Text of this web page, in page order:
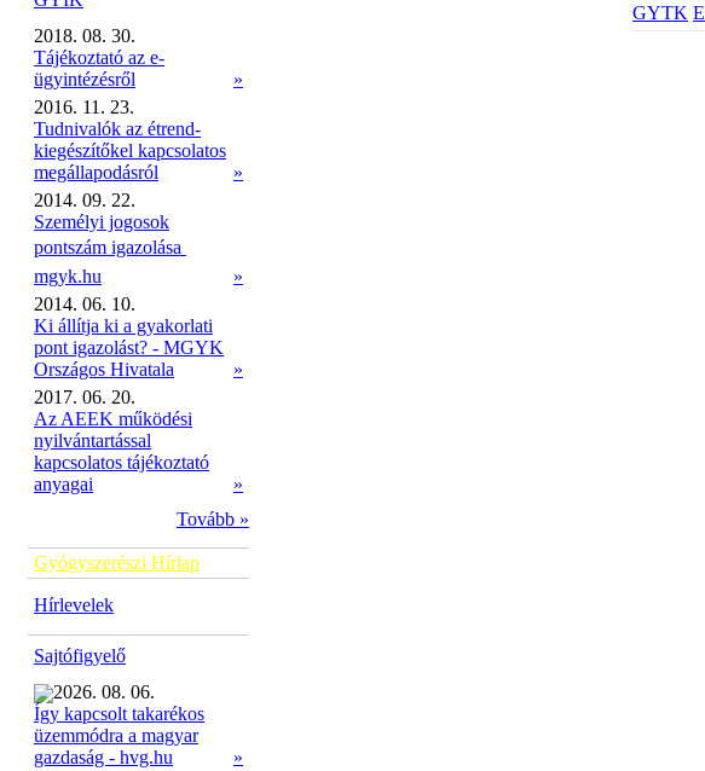
2018. 08. 30.
Tájékoztató az e-
ügyintézésről
»
2016. 11. 23.
Tudnivalók az étrend-
kiegészítőkel kapcsolatos
megállapodásról
»
2014. 09. 22.
Személyi jogosok
pontszám igazolása 
mgyk.hu
»
2014. 06. 10.
Ki állítja ki a gyakorlati
pont igazolást? - MGYK
Országos Hivatala
»
2017. 06. 20.
Az AEEK működési
nyilvántartással
kapcsolatos tájékoztató
anyagai
»
Tovább »
Gyógyszerészi Hírlap
Hírlevelek
Sajtófigyelő
2026. 08. 06.
Így kapcsolt takarékos
üzemmódra a magyar
gazdaság - hvg.hu
»
GYTK